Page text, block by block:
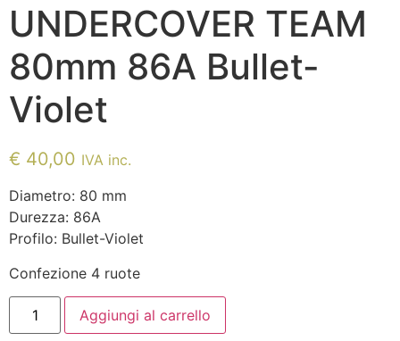
UNDERCOVER TEAM
80mm 86A Bullet-
Violet
€ 40,00 IVA inc.
Diametro: 80 mm
Durezza: 86A
Profilo: Bullet-Violet
Confezione 4 ruote
UNDERCOVER
TEAM
80mm
Aggiungi al carrello